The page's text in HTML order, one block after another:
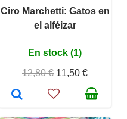
Ciro Marchetti: Gatos en
el alféizar
En stock (1)
12,80 € 11,50 €